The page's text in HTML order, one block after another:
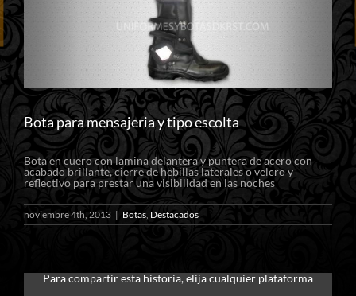
Bota para mensajeria y tipo escolta
Bota en cuero con lamina delantera y puntera de acero con
acabado brillante, cierre de hebillas laterales o velcro y
reflectivo para prestar una visibilidad en las noches
noviembre 4th, 2013 | Botas, Destacados
Para compartir esta historia, elija cualquier plataforma